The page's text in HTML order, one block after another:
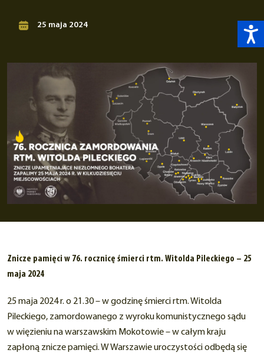
25 maja 2024
Znicze pamięci w 76. rocznicę śmierci rtm. Witolda Pileckiego – 25
maja 2024
25 maja 2024 r. o 21.30 – w godzinę śmierci rtm. Witolda
Pileckiego, zamordowanego z wyroku komunistycznego sądu
w więzieniu na warszawskim Mokotowie – w całym kraju
zapłoną znicze pamięci. W Warszawie uroczystości odbędą się